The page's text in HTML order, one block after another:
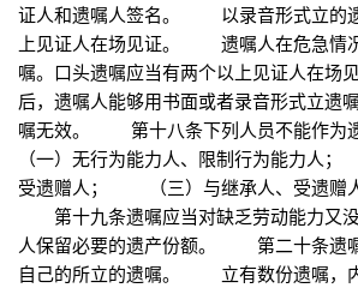
证人和遗嘱人签名。 以录音形式立的
上见证人在场见证。 遗嘱人在危急情
嘱。口头遗嘱应当有两个以上见证人在场
后，遗嘱人能够用书面或者录音形式立遗
嘱无效。 第十八条下列人员不能作
（一）无行为能力人、限制行为能力人
受遗赠人； （三）与继承人、受遗赠人
第十九条遗嘱应当对缺乏劳动能力又
人保留必要的遗产份额。 第二十条遗
自己的所立的遗嘱。 立有数份遗嘱，